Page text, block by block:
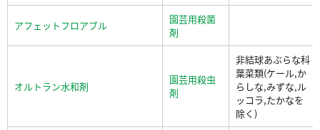
アフェットフロアブル
園芸用殺菌
剤
オルトラン水和剤
園芸用殺虫
剤
非結球あぶらな科
葉菜類(ケール,か
らしな,みずな,ル
ッコラ,たかなを
除く)